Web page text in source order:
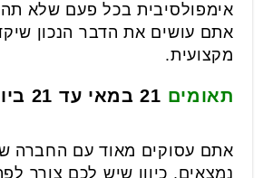
אימפולסיבית בכל פעם שלא
אתם עושים את הדבר הנכון
מקצועית.
תאומים 21 במאי עד 21 ביוני
אתם עסוקים מאוד עם החברה
נמצאים, כיוון שיש לכם צורך